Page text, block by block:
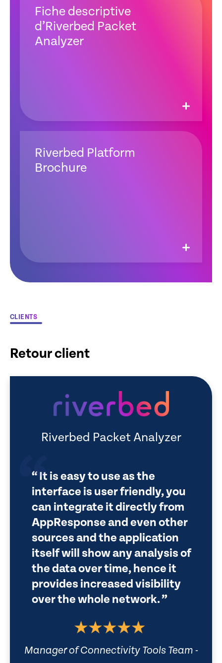
Fiche descriptive
d’Riverbed Packet
Analyzer
Riverbed Platform
Brochure
CLIENTS
Retour client
Riverbed Packet Analyzer
It is easy to use as the
interface is user friendly, you
can integrate it directly from
AppResponse and even other
sources and the application
itself will show any analysis of
the data over time, hence it
provides increased visibility
over the whole network.
Manager of Connectivity Tools Team -